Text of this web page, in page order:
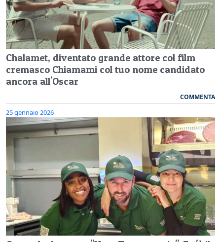
Chalamet, diventato grande attore col film
cremasco Chiamami col tuo nome candidato
ancora all'Oscar
COMMENTA
25 gennaio 2026